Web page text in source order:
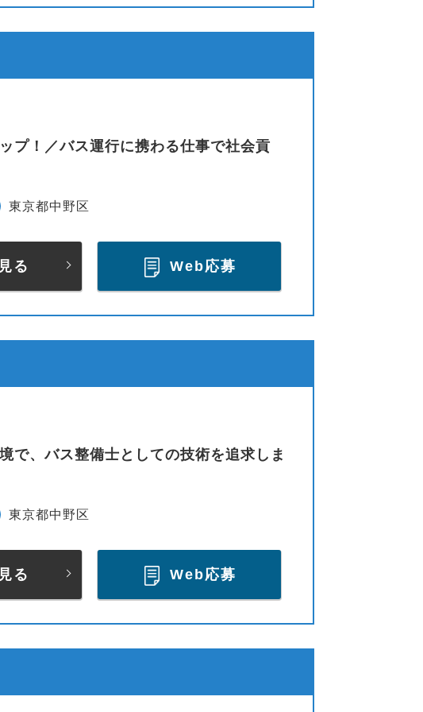
プ！／バス運行に携わる仕事で社会貢
東京都中野区
る Web応募
で、バス整備士としての技術を追求しま
東京都中野区
る Web応募